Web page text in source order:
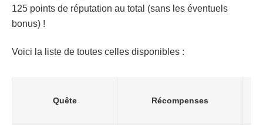
125 points de réputation au total (sans les éventuels
bonus) !
Voici la liste de toutes celles disponibles :
Quête Récompenses